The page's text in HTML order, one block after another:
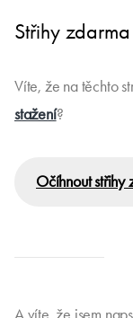
Střihy zdarma
Víte, že na těchto
stažení?
Očíhnout střihy